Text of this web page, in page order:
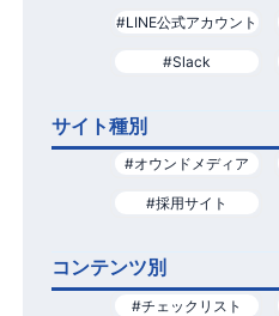
#LINE公式アカウント
#Slack
サイト種別
#オウンドメディア
#採用サイト
コンテンツ別
#チェックリスト